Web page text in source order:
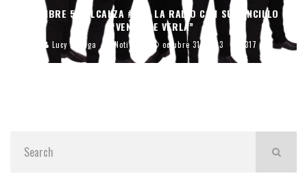
CALIBRE 50 ALCANZA #1 EN LA RADIO CON SU SENCILLO
“VENGO DE VERLA”
Lucy Zuñiga Noticias octubre 31, 2023 1317